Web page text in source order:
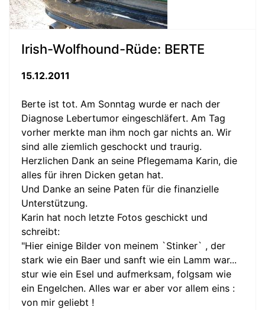
Irish-Wolfhound-Rüde: BERTE
15.12.2011
Berte ist tot. Am Sonntag wurde er nach der
Diagnose Lebertumor eingeschläfert. Am Tag
vorher merkte man ihm noch gar nichts an. Wir
sind alle ziemlich geschockt und traurig.
Herzlichen Dank an seine Pflegemama Karin, die
alles für ihren Dicken getan hat.
Und Danke an seine Paten für die finanzielle
Unterstützung.
Karin hat noch letzte Fotos geschickt und
schreibt:
"Hier einige Bilder von meinem `Stinker` , der
stark wie ein Baer und sanft wie ein Lamm war...
stur wie ein Esel und aufmerksam, folgsam wie
ein Engelchen. Alles war er aber vor allem eins :
von mir geliebt !